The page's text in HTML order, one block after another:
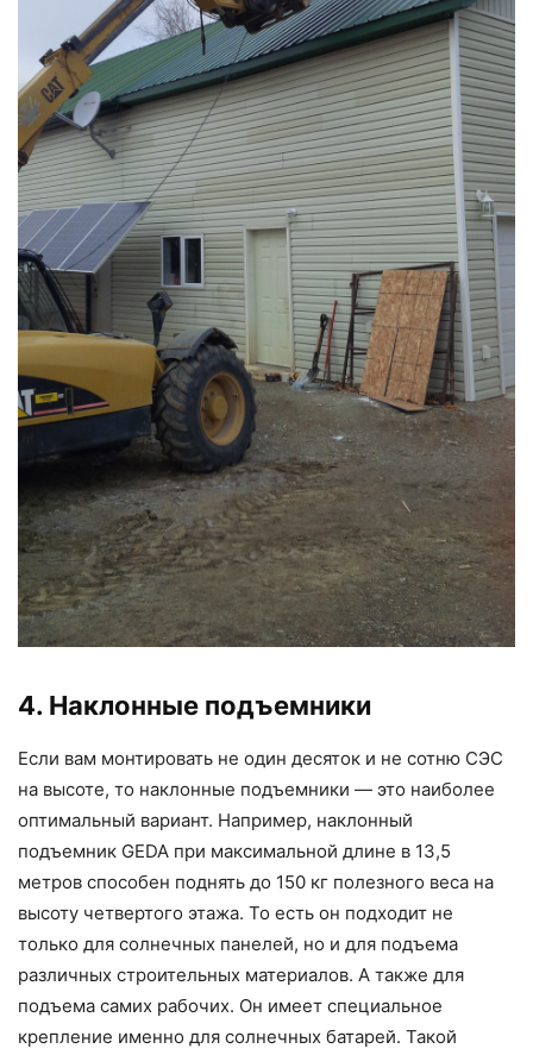
4. Наклонные подъемники
Если вам монтировать не один десяток и не сотню СЭС
на высоте, то наклонные подъемники — это наиболее
оптимальный вариант. Например, наклонный
подъемник GEDA при максимальной длине в 13,5
метров способен поднять до 150 кг полезного веса на
высоту четвертого этажа. То есть он подходит не
только для солнечных панелей, но и для подъема
различных строительных материалов. А также для
подъема самих рабочих. Он имеет специальное
крепление именно для солнечных батарей. Такой